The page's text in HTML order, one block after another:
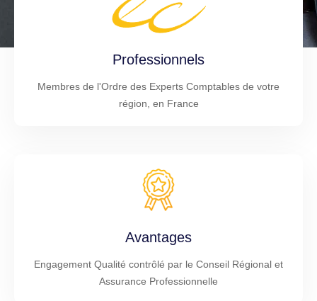
Professionnels
Membres de l'Ordre des Experts Comptables de votre
région, en France
Avantages
Engagement Qualité contrôlé par le Conseil Régional et
Assurance Professionnelle